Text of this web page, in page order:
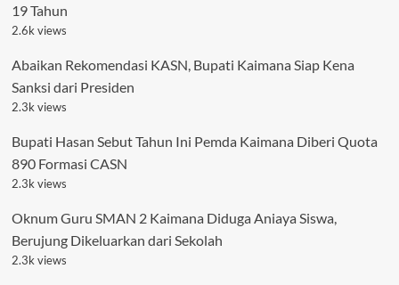
19 Tahun
2.6k views
Abaikan Rekomendasi KASN, Bupati Kaimana Siap Kena
Sanksi dari Presiden
2.3k views
Bupati Hasan Sebut Tahun Ini Pemda Kaimana Diberi Quota
890 Formasi CASN
2.3k views
Oknum Guru SMAN 2 Kaimana Diduga Aniaya Siswa,
Berujung Dikeluarkan dari Sekolah
2.3k views